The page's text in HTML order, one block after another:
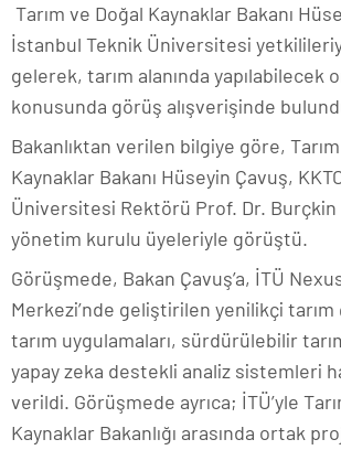
Tarım ve Doğal Kaynaklar Bakanı
İstanbul Teknik Üniversitesi
gelerek, tarım alanında yapılabilecek
konusunda görüş alışverişinde
Bakanlıktan verilen bilgiye göre,
Kaynaklar Bakanı Hüseyin Çavuş,
Üniversitesi Rektörü Prof. Dr. Burçkin
yönetim kurulu üyeleriyle görüştü.
Görüşmede, Bakan Çavuş’a, İTÜ
Merkezi’nde geliştirilen yenilikçi
tarım uygulamaları, sürdürülebilir
yapay zeka destekli analiz sistemleri
verildi. Görüşmede ayrıca; İTÜ’yle
Kaynaklar Bakanlığı arasında ortak